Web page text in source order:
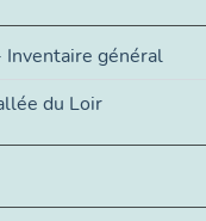
Inventaire général
du Loir